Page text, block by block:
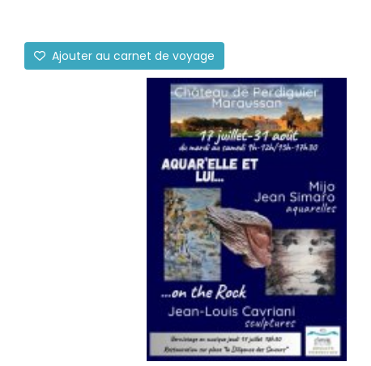
Ajouter au carnet de voyage